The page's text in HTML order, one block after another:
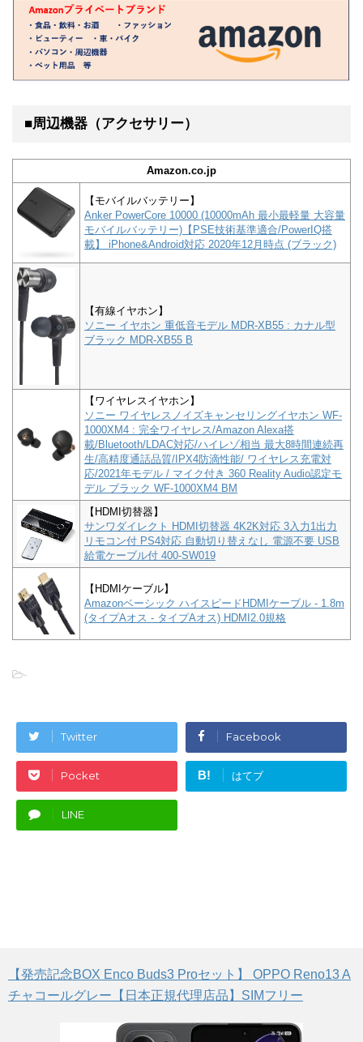
■周辺機器（アクセサリー）
Amazon.co.jp
【モバイルバッテリー】
Anker PowerCore 10000 (10000mAh 最小最軽量 大容量
モバイルバッテリー)【PSE技術基準適合/PowerIQ搭
載】 iPhone&Android対応 2020年12月時点 (ブラック)
【有線イヤホン】
ソニー イヤホン 重低音モデル MDR-XB55 : カナル型
ブラック MDR-XB55 B
【ワイヤレスイヤホン】
ソニー ワイヤレスノイズキャンセリングイヤホン WF-
1000XM4 : 完全ワイヤレス/Amazon Alexa搭
載/Bluetooth/LDAC対応/ハイレゾ相当 最大8時間連続再
生/高精度通話品質/IPX4防滴性能/ ワイヤレス充電対
応/2021年モデル / マイク付き 360 Reality Audio認定モ
デル ブラック WF-1000XM4 BM
【HDMI切替器】
サンワダイレクト HDMI切替器 4K2K対応 3入力1出力
リモコン付 PS4対応 自動切り替えなし 電源不要 USB
給電ケーブル付 400-SW019
【HDMIケーブル】
Amazonベーシック ハイスピードHDMIケーブル - 1.8m
(タイプAオス - タイプAオス) HDMI2.0規格
-
Twitter Facebook
Pocket B! はてブ
LINE
【発売記念BOX Enco Buds3 Proセット】 OPPO Reno13 A
チャコールグレー【日本正規代理店品】SIMフリー